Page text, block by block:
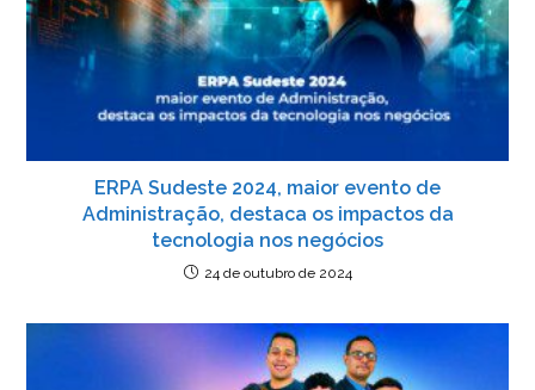
ERPA Sudeste 2024, maior evento de
Administração, destaca os impactos da
tecnologia nos negócios
24 de outubro de 2024